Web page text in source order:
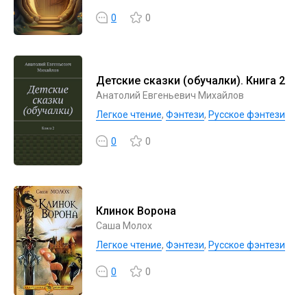
0 0
Детские сказки (обучалки). Книга 2
Анатолий Евгеньевич Михайлов
Легкое чтение, Фэнтези, Русское фэнтези
0 0
Клинок Ворона
Саша Молох
Легкое чтение, Фэнтези, Русское фэнтези
0 0